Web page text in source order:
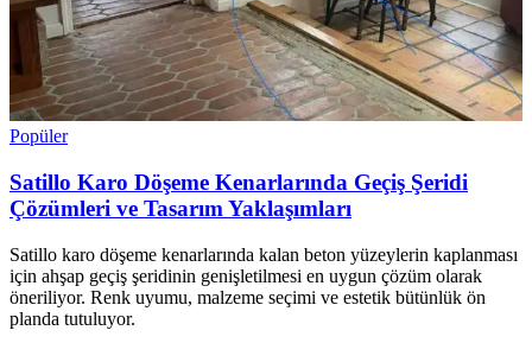
Popüler
Satillo Karo Döşeme Kenarlarında Geçiş Şeridi
Çözümleri ve Tasarım Yaklaşımları
Satillo karo döşeme kenarlarında kalan beton yüzeylerin kaplanması
için ahşap geçiş şeridinin genişletilmesi en uygun çözüm olarak
öneriliyor. Renk uyumu, malzeme seçimi ve estetik bütünlük ön
planda tutuluyor.